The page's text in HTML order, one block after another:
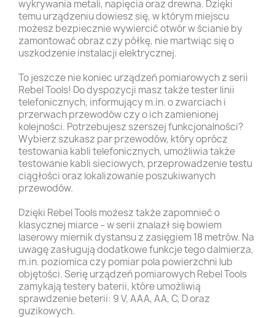
wykrywania metali, napięcia oraz drewna. Dzięki
temu urządzeniu dowiesz się, w którym miejscu
możesz bezpiecznie wywiercić otwór w ścianie by
zamontować obraz czy półkę, nie martwiąc się o
uszkodzenie instalacji elektrycznej.
To jeszcze nie koniec urządzeń pomiarowych z serii
Rebel Tools! Do dyspozycji masz także tester linii
telefonicznych, informujący m.in. o zwarciach i
przerwach przewodów czy o ich zamienionej
kolejności. Potrzebujesz szerszej funkcjonalności?
Wybierz szukasz par przewodów, który oprócz
testowania kabli telefonicznych, umożliwia także
testowanie kabli sieciowych, przeprowadzenie testu
ciągłości oraz lokalizowanie poszukiwanych
przewodów.
Dzięki Rebel Tools możesz także zapomnieć o
klasycznej miarce – w serii znalazł się bowiem
laserowy miernik dystansu z zasięgiem 18 metrów. Na
uwagę zasługują dodatkowe funkcje tego dalmierza,
m.in. poziomica czy pomiar pola powierzchni lub
objętości. Serię urządzeń pomiarowych Rebel Tools
zamykają testery baterii, które umożliwią
sprawdzenie beterii: 9 V, AAA, AA, C, D oraz
guzikowych.